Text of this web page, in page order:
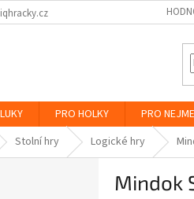
PRO HOLKY PRO
Stolní hry Logické hry
Mindok